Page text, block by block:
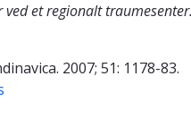
ved et regionalt traumesenter.
2007; 51: 1178-83.